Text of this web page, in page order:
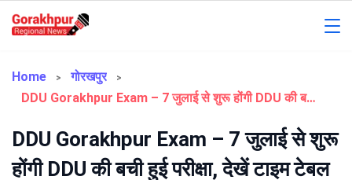
Regional
Home
गोरखपुर
DDU Gorakhpur Exam – 7 जुलाई से शुरू होंगी DDU की बची हुई परीक्षा, देखें टाइम टेबल
DDU Gorakhpur Exam – 7 जुलाई से शुरू
होंगी DDU की बची हुई परीक्षा, देखें टाइम टेबल